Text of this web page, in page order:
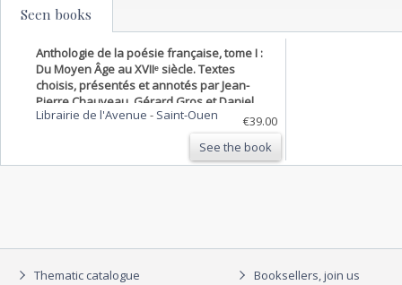
Seen books
Anthologie de la poésie française, tome I :
Du Moyen Âge au XVIIᵉ siècle. Textes
choisis, présentés et annotés par Jean-
Pierre Chauveau, Gérard Gros et Daniel
Ménager
Librairie de l'Avenue - Saint-Ouen
€39.00
See the book
Thematic catalogue
Booksellers, join us